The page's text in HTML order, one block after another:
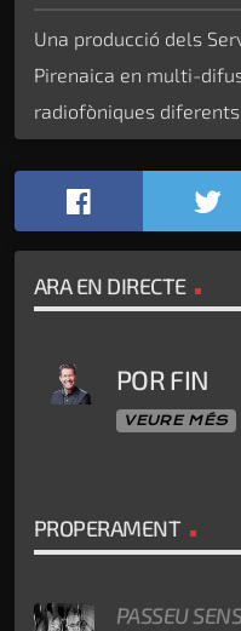
Una producció dels
Pirenaica en multi-
radiofòniques
ARA EN DIRECTE
POR FIN
VEURE MÉS
PROPERAMENT
PASSEU